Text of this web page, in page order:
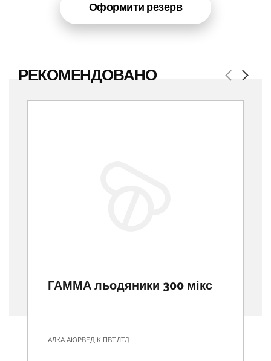
Оформити резерв
РЕКОМЕНДОВАНО Previous
ГАММА льодяники 300 мікс
АЛКА АЮРВЕДІК ПВТ.ЛТД
Next